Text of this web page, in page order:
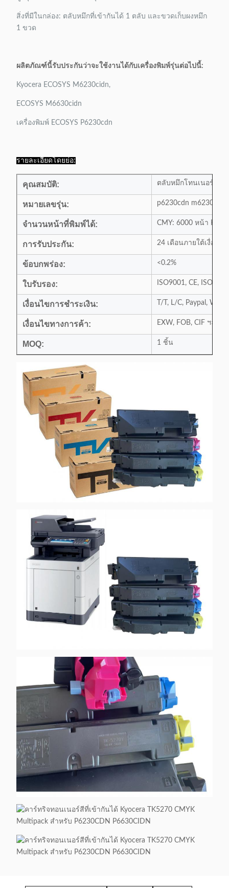
สิ่งที่มีในกล่อง: ตลับหมึกที่เข้ากันได้ 1 ตลับ และขวดเก็บผงหมึก
1 ขวด
ผลิตภัณฑ์นี้รับประกันว่าจะใช้งานได้กับเครื่องพิมพ์รุ่นต่อไปนี้:
Kyocera ECOSYS M6230cidn,
ECOSYS M6630cidn
เครื่องพิมพ์ ECOSYS P6230cdn
รายละเอียดโดยย่อ:
คุณสมบัติ: ตลับหมึกโทนเนอร์ที่เข้
หมายเลขรุ่น: p6230cdn m6230cidn
จำนวนหน้าที่พิมพ์ได้: CMY: 6000 หน้า K:
การรับประกัน: 24 เดือนภายใต้เงื่อนไ
ข้อบกพร่อง: <0.2%
ใบรับรอง: ISO9001, CE,
เงื่อนไขการชำระเงิน: T/T, L/C, Paypal,
เงื่อนไขทางการค้า: EXW, FOB, CIF ฯลฯ...
MOQ: 1 ชิ้น